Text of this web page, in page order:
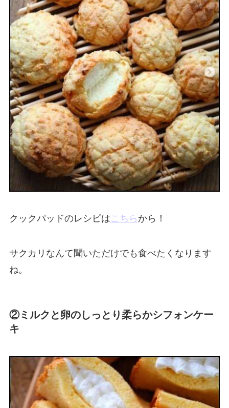
クックパッドのレシピはこちら から！
サクカリなんて聞いただけでも食べたくなります
ね。
②ミルクと卵のしっとり柔らかシフォンケー
キ